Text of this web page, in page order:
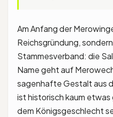
Am Anfang der
Reichsgründung,
Stammesverband: die
Name geht auf
sagenhafte Gestalt aus
ist historisch kaum
dem Königsgeschlecht